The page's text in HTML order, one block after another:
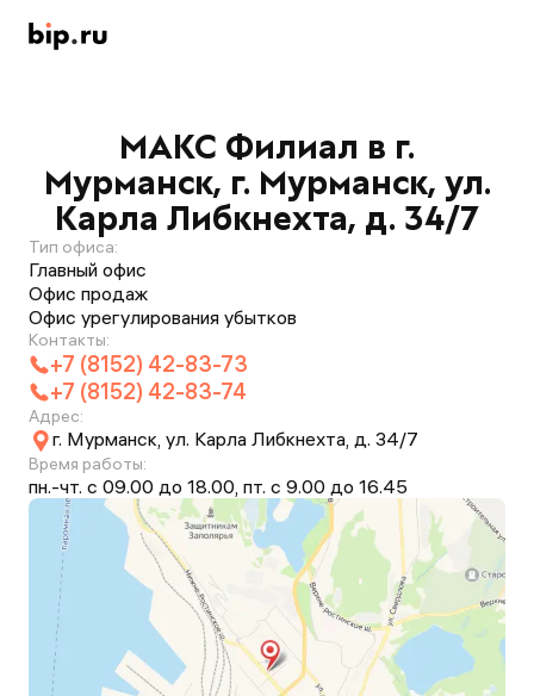
МАКС Филиал в г.
Мурманск, г. Мурманск, ул.
Карла Либкнехта, д. 34/7
Тип офиса:
Главный офис
Офис продаж
Офис урегулирования убытков
Контакты:
+7 (8152) 42-83-73
+7 (8152) 42-83-74
Адрес:
г. Мурманск, ул. Карла Либкнехта, д. 34/7
Время работы:
пн.-чт. с 09.00 до 18.00, пт. с 9.00 до 16.45